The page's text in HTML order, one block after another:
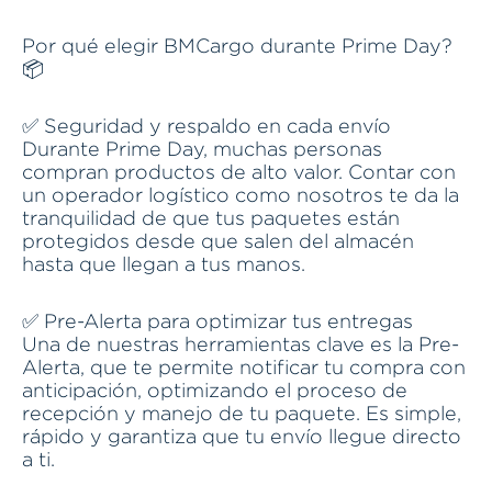
Por qué elegir BMCargo durante Prime Day?
📦
✅ Seguridad y respaldo en cada envío
Durante Prime Day, muchas personas
compran productos de alto valor. Contar con
un operador logístico como nosotros te da la
tranquilidad de que tus paquetes están
protegidos desde que salen del almacén
hasta que llegan a tus manos.
✅ Pre-Alerta para optimizar tus entregas
Una de nuestras herramientas clave es la Pre-
Alerta, que te permite notificar tu compra con
anticipación, optimizando el proceso de
recepción y manejo de tu paquete. Es simple,
rápido y garantiza que tu envío llegue directo
a ti.